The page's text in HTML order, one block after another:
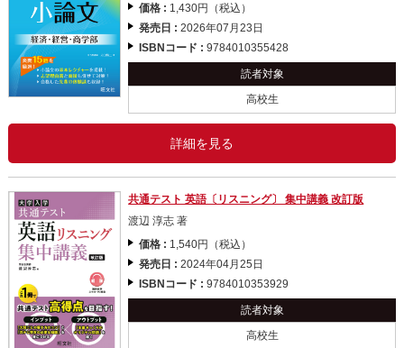
価格 : 1,430円（税込）
発売日 :2026年07月23日
ISBNコード :9784010355428
読者対象
高校生
詳細を見る
共通テスト 英語〔リスニング〕 集中講義 改訂版
渡辺 淳志 著
価格 : 1,540円（税込）
発売日 :2024年04月25日
ISBNコード :9784010353929
読者対象
高校生